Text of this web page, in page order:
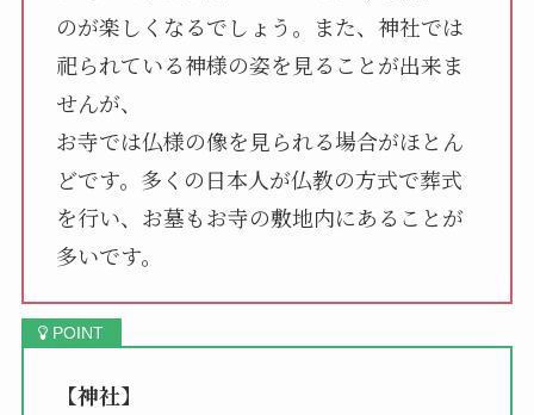
のが楽しくなるでしょう。また、神社では
祀られている神様の姿を見ることが出来ま
せんが、
お寺では仏様の像を見られる場合がほとん
どです。多くの日本人が仏教の方式で葬式
を行い、お墓もお寺の敷地内にあることが
多いです。
【神社】